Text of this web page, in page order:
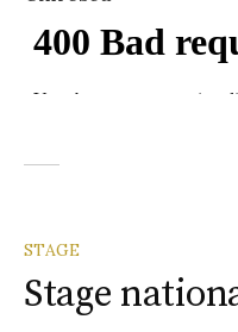
STAGE
Stage